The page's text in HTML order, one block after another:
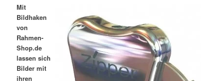
Mit
Bildhaken
von
Rahmen-
Shop.de
lassen sich
Bilder mit
ihren